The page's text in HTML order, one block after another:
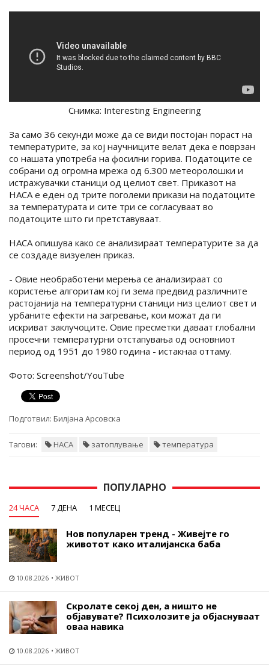
Снимка: Interesting Engineering
За само 36 секунди може да се види постојан пораст на
температурите, за кој научниците велат дека е поврзан
со нашата употреба на фосилни горива. Податоците се
собрани од огромна мрежа од 6.300 метеоролошки и
истражувачки станици од целиот свет. Приказот на
НАСА е еден од трите поголеми прикази на податоците
за температурата и сите три се согласуваат во
податоците што ги претставуваат.
НАСА опишува како се анализираат температурите за да
се создаде визуелен приказ.
- Овие необработени мерења се анализираат со
користење алгоритам кој ги зема предвид различните
растојанија на температурни станици низ целиот свет и
урбаните ефекти на загревање, кои можат да ги
искриват заклучоците. Овие пресметки даваат глобални
просечни температурни отстапувања од основниот
период од 1951 до 1980 година - истакнаа оттаму.
Фото: Screenshot/YouTube
Подготвил: Билјана Арсовска
Тагови: НАСА затоплување температура
ПОПУЛАРНО
24 ЧАСА 7 ДЕНА 1 МЕСЕЦ
Нов популарен тренд - Живејте го
животот како италијанска баба
10.08.2026 ЖИВОТ
Скролате секој ден, а ништо не
објавувате? Психолозите ја објаснуваат
оваа навика
10.08.2026 ЖИВОТ